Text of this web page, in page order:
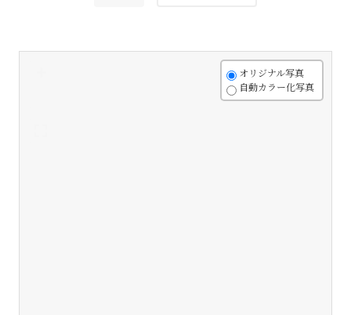
オリジナル写真
自動カラー化写真